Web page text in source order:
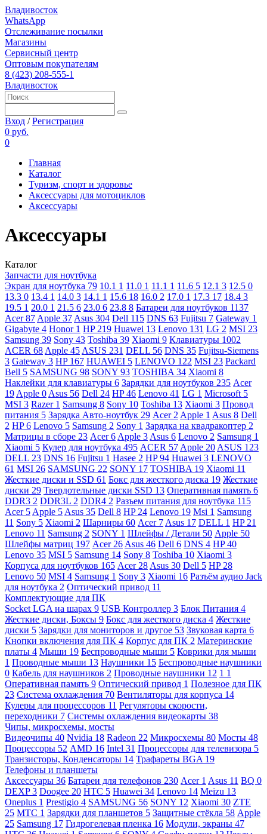
Владивосток
WhatsApp
Отслеживание посылки
Магазины
Сервисный центр
Оптовым покупателям
8 (423) 208-555-1
Владивосток
Вход /Регистрация
0 руб.
0
Главная
Каталог
Туризм, спорт и здоровье
Аксессуары для мотоциклов
Аксессуары
Аксессуары
Каталог
Запчасти для ноутбука
Экран для ноутбука 79 10.1 1 11.0 1 11.1 1 11.6 5 12.1 3 12.5 0
13.3 0 13.4 1 14.0 3 14.1 1 15.6 18 16.0 2 17.0 1 17.3 17 18.4 3
19.5 1 20.0 1 21.5 6 23.0 6 23.8 8 Батареи для ноутбуков 1137
Acer87 Apple 37 Asus 304 Dell 115 DNS 63 Fujitsu 7 Gateway 1
Gigabyte 4 Honor 1 HP 219 Huawei 13 Lenovo 131 LG 2 MSI 23
Samsung 39 Sony 43 Toshiba 39 Xiaomi 9 Клавиатуры 1002
ACER 68 Apple 45 ASUS 231 DELL 56 DNS 35 Fujitsu-Siemens
3 Gateway 3 HP 167 HUAWEI 5 LENOVO 122 MSI 23 Packard
Bell 5 SAMSUNG 98 SONY 93 TOSHIBA 34 Xiaomi 8
Наклейки для клавиатуры 6 Зарядки для ноутбуков 235 Acer
19 Apple 0 Asus 56 Dell 24 HP46 Lenovo 41 LG 1 Microsoft 5
MSI 3 Razer 1 Samsung 8 Sony 10 Toshiba 13 Xiaomi 3 Провод
питания 5 Зарядка Авто-ноутбук 29 Acer 2 Apple 1 Asus 8 Dell
2 HP6 Lenovo 5 Samsung 2 Sony 1 Зарядка на квадракоптер 2
Матрицы в сборе 23 Acer6 Apple 3 Asus 6 Lenovo 2 Samsung 1
Xiaomi 5 Кулер для ноутбука 495 ACER 57 Apple 20 ASUS 123
DELL 23 DNS 16 Fujitsu 1 Hasee 2 HP94 Huawei 3 LENOVO
61 MSI 26 SAMSUNG 22 SONY 17 TOSHIBA 19 Xiaomi 11
Жесткие диски и SSD 61 Бокс для жесткого диска 19 Жесткие
диски 29 Твердотельные диски SSD 13 Оперативная память 6
DDR3 2 DDR3L 2 DDR4 2 Разъем питания для ноутбука 115
Acer 5 Apple 5 Asus 35 Dell 8 HP 24 Lenovo 19 Msi 1 Samsung
11 Sony 5 Xiaomi 2 Шарниры 60 Acer 7 Asus 17 DELL 1 HP 21
Lenovo 11 Samsung 2 SONY 1 Шлейфы / Детали 50 Apple 50
Шлейфы матриц 197 Acer 26 Asus 46 Dell 6 DNS 4 HP40
Lenovo 35 MSI 5 Samsung 14 Sony 8 Toshiba 10 Xiaomi 3
Корпуса для ноутбуков 165 Acer 28 Asus 30 Dell 5 HP 28
Lenovo 50 MSI 4 Samsung 1 Sony 3 Xiaomi 16 Разъём аудио Jack
для ноутбука 2 Оптический привод 11
Комплектующие для ПК
Socket LGA на шарах 9 USB Контроллер 3 Блок Питания 4
Жесткие диски, Боксы 9 Бокс для жесткого диска 4 Жесткие
диски 5 Зарядки для мониторов и другое 53 Звуковая карта 6
Кнопки включения для ПК 4 Корпус для ПК 2 Материнские
платы 4 Мыши 19 Беспроводные мыши 5 Коврики для мыши
1 Проводные мыши 13 Наушники 15 Беспроводные наушники
0 Кабель для наушников 2 Проводные наушники 12 1 1
Оперативная память 9 Оптический привод 1 Полезное для ПК
23 Система охлаждения 70 Вентиляторы для корпуса 14
Кулеры для процессоров 11 Регуляторы скорости,
переходники 7 Системы охлаждения видеокарты 38
Чипы, микросхемы, мосты
Видеочипы 40 Nvidia 18 Radeon 22 Микросхемы 80 Мосты 48
Процессоры 52 AMD 16 Intel 31 Процессоры для телевизора 5
Транзисторы, Конденсаторы 14 Трафареты BGA 19
Телефоны и планшеты
Аксессуары 36 Батареи для телефонов 230 Acer 1 Asus 11 BQ 0
DEXP3 Doogee 20 HTC 5 Huawei 34 Lenovo 14 Meizu 13
Oneplus 1 Prestigio 4 SAMSUNG 56 SONY 12 Xiaomi 30 ZTE
25 МТС 1 Зарядки для планшетов 5 Защитные стёкла 58 Apple
25 Samsung 17 Гидрогелевая пленка 16 Модули, экраны 47